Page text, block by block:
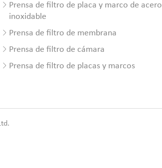
Prensa de filtro de placa y marco de acero
inoxidable
Prensa de filtro de membrana
Prensa de filtro de cámara
Prensa de filtro de placas y marcos